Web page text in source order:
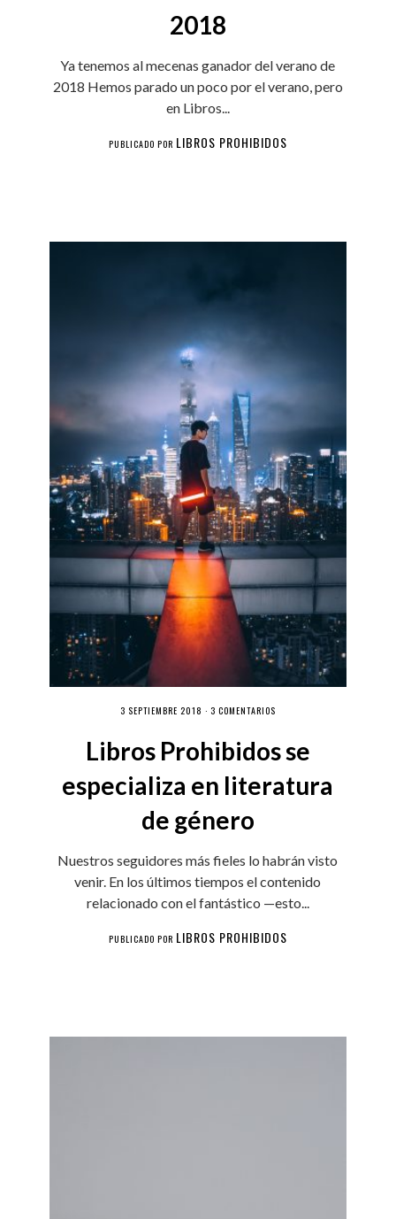
2018
Ya tenemos al mecenas ganador del verano de
2018 Hemos parado un poco por el verano, pero
en Libros...
PUBLICADO POR LIBROS PROHIBIDOS
3 SEPTIEMBRE 2018 · 3 COMENTARIOS
Libros Prohibidos se
especializa en literatura
de género
Nuestros seguidores más fieles lo habrán visto
venir. En los últimos tiempos el contenido
relacionado con el fantástico —esto...
PUBLICADO POR LIBROS PROHIBIDOS